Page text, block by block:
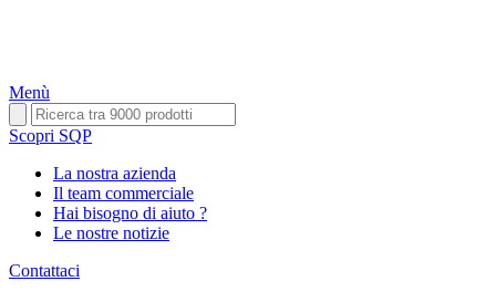
Menù
Scopri SQP
La nostra azienda
Il team commerciale
Hai bisogno di aiuto ?
Le nostre notizie
Contattaci